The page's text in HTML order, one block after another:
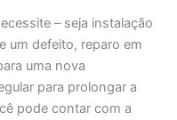
– seja instalação
um defeito, reparo em
uma nova
para prolongar a
pode contar com a